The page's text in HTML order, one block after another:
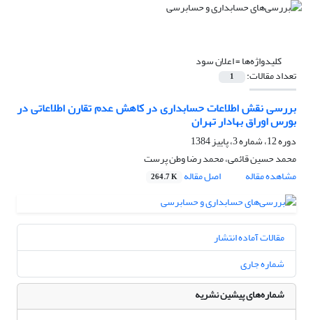
کلیدواژه‌ها =اعلان سود
تعداد مقالات: 1
بررسی نقش اطلاعات حسابداری در کاهش عدم تقارن اطلاعاتی در
بورس اوراق بهادار تهران
دوره 12، شماره 3، پاییز 1384
محمد حسین قائمی، محمد رضا وطن پرست
مشاهده مقاله
اصل مقاله 264.7 K
مقالات آماده انتشار
شماره جاری
شماره‌های پیشین نشریه